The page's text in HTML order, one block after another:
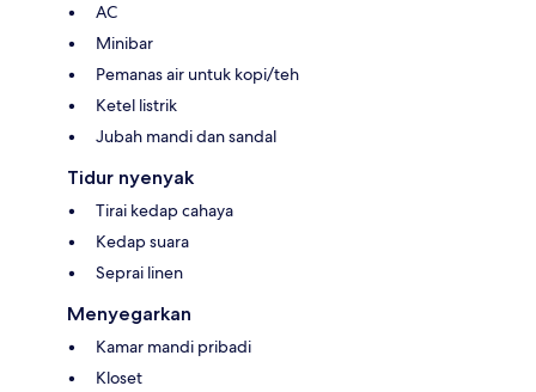
AC
Minibar
Pemanas air untuk kopi/teh
Ketel listrik
Jubah mandi dan sandal
Tidur nyenyak
Tirai kedap cahaya
Kedap suara
Seprai linen
Menyegarkan
Kamar mandi pribadi
Kloset